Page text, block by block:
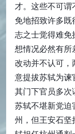
才。这些不可
免地招致许多
志之士觉得难免
想情况必然有所
改动并不认可，
意提拔苏轼为谏
其门下官员多次
苏轼不堪新党迫
州，但王安石坚